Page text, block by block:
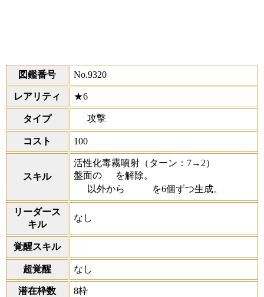
図鑑番号 No.9320
レアリティ ★6
タイプ 攻撃
コスト 100
スキル
活性化毒霧噴射 （ターン：7→2）
盤面の
を解除。
以外から
を6個ずつ生成。
リーダース
キル
なし
覚醒スキル
超覚醒 なし
潜在枠数 8枠